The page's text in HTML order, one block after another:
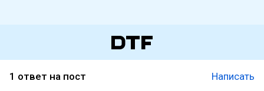
1 ответ на пост Написать